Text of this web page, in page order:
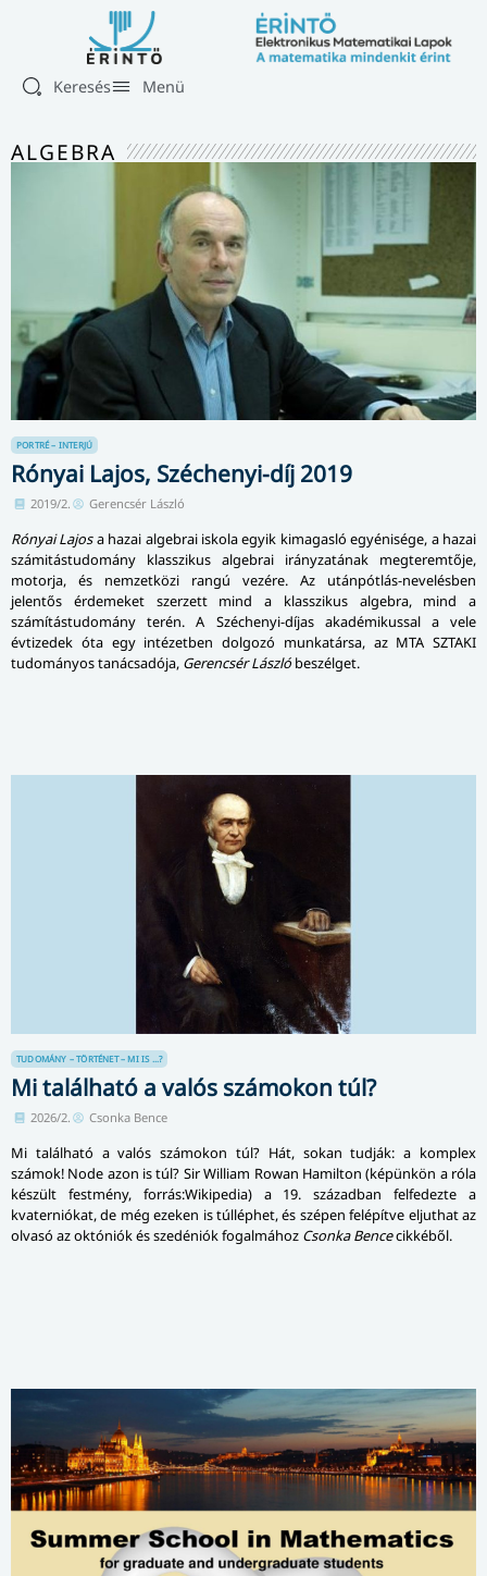
Keresés Menü
ALGEBRA
PORTRÉ – INTERJÚ
Rónyai Lajos, Széchenyi-díj 2019
2019/2. Gerencsér László
Rónyai Lajosa hazai algebrai iskola egyik kimagasló egyénisége, a hazai
számitástudomány klasszikus algebrai irányzatának megteremtője,
motorja, és nemzetközi rangú vezére. Az utánpótlás-nevelésben
jelentős érdemeket szerzett mind a klasszikus algebra, mind a
számítástudomány terén. A Széchenyi-díjas akadémikussal a vele
évtizedek óta egy intézetben dolgozó munkatársa, az MTA SZTAKI
tudományos tanácsadója, Gerencsér László beszélget.
TUDOMÁNY – TÖRTÉNET – MI IS ...?
Mi található a valós számokon túl?
2026/2. Csonka Bence
Mi található a valós számokon túl? Hát, sokan tudják: a komplex
számok! Node azon is túl? Sir William Rowan Hamilton (képünkön a róla
készült festmény, forrás:Wikipedia) a 19. században felfedezte a
kvaterniókat, de még ezeken is túlléphet, és szépen felépítve eljuthat az
olvasó az októniók és szedéniók fogalmához Csonka Bencecikkéből.